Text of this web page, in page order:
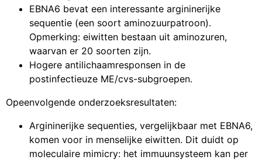
EBNA6 bevat een interessante argininerijke
sequentie (een soort aminozuurpatroon).
Opmerking: eiwitten bestaan uit aminozuren,
waarvan er 20 soorten zijn.
Hogere antilichaamresponsen in de
postinfectieuze ME/cvs-subgroepen.
Opeenvolgende onderzoeksresultaten:
Argininerijke sequenties, vergelijkbaar met EBNA6,
komen voor in menselijke eiwitten. Dit duidt op
moleculaire mimicry: het immuunsysteem kan per